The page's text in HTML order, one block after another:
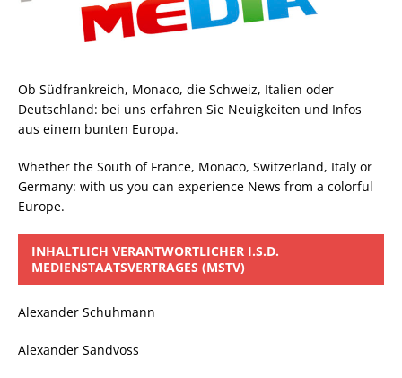
Ob Südfrankreich, Monaco, die Schweiz, Italien oder
Deutschland: bei uns erfahren Sie Neuigkeiten und Infos
aus einem bunten Europa.
Whether the South of France, Monaco, Switzerland, Italy or
Germany: with us you can experience News from a colorful
Europe.
INHALTLICH VERANTWORTLICHER I.S.D.
MEDIENSTAATSVERTRAGES (MSTV)
Alexander Schuhmann
Alexander Sandvoss